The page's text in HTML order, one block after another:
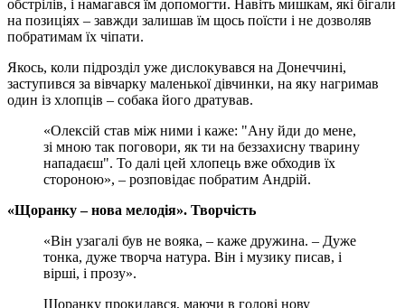
обстрілів, і намагався їм допомогти. Навіть мишкам, які бігали
на позиціях – завжди залишав їм щось поїсти і не дозволяв
побратимам їх чіпати.
Якось, коли підрозділ уже дислокувався на Донеччині,
заступився за вівчарку маленької дівчинки, на яку нагримав
один із хлопців – собака його дратував.
«Олексій став між ними і каже: "Ану йди до мене,
зі мною так поговори, як ти на беззахисну тварину
нападаєш". То далі цей хлопець вже обходив їх
стороною», – розповідає побратим Андрій.
«Щоранку – нова мелодія». Творчість
«Він узагалі був не вояка, – каже дружина. – Дуже
тонка, дуже творча натура. Він і музику писав, і
вірші, і прозу».
Щоранку прокидався, маючи в голові нову